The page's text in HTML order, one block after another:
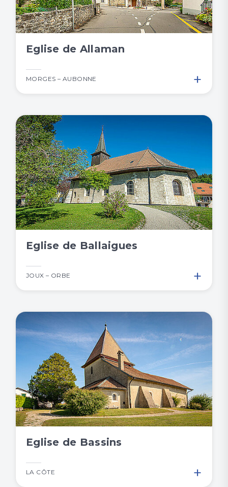
Eglise de Allaman
MORGES – AUBONNE +
Eglise de Ballaigues
JOUX – ORBE +
Eglise de Bassins
LA CÔTE +